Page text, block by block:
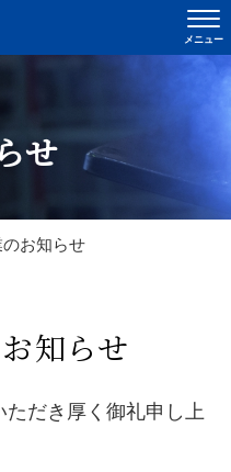
いて
要
ビュー
メニュー
せ
お知らせ
知らせ
だき厚く御礼申し上